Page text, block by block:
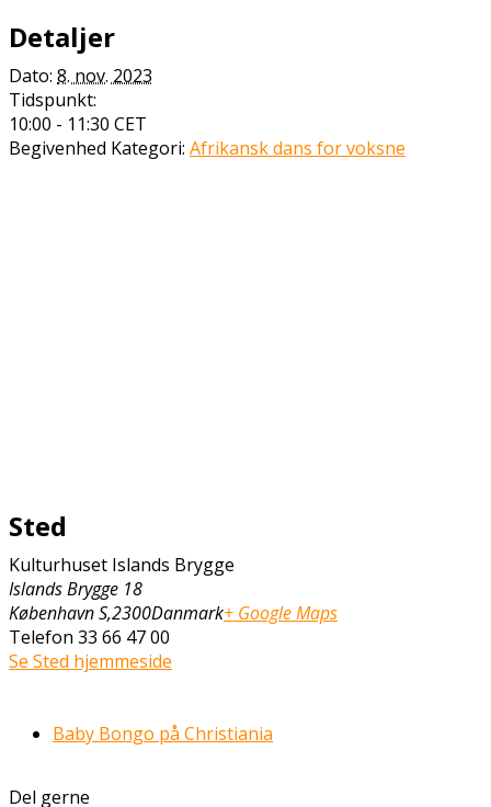
Detaljer
Dato: 8. nov. 2023
Tidspunkt:
10:00 - 11:30 CET
Begivenhed Kategori: Afrikansk dans for voksne
Sted
Kulturhuset Islands Brygge
Islands Brygge 18
København S,2300Danmark+ Google Maps
Telefon 33 66 47 00
Se Sted hjemmeside
Baby Bongo på Christiania
Del gerne